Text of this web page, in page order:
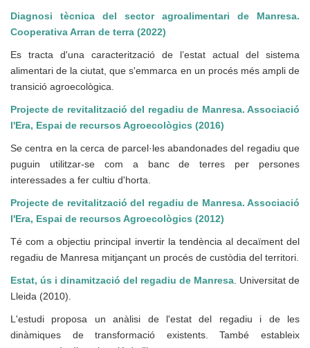
Diagnosi tècnica del sector agroalimentari de Manresa.
Cooperativa Arran de terra (2022)
Es tracta d'una caracterització de l’estat actual del sistema
alimentari de la ciutat, que s'emmarca en un procés més ampli de
transició agroecològica.
Projecte de revitalització del regadiu de Manresa. Associació
l'Era, Espai de recursos Agroecològics (2016)
Se centra en la cerca de parcel·les abandonades del regadiu que
puguin utilitzar-se com a banc de terres per persones
interessades a fer cultiu d'horta.
Projecte de revitalització del regadiu de Manresa. Associació
l'Era, Espai de recursos Agroecològics (2012)
Té com a objectiu principal invertir la tendència al decaïment del
regadiu de Manresa mitjançant un procés de custòdia del territori.
Estat, ús i dinamització del regadiu de Manresa. Universitat de
Lleida (2010).
L'estudi proposa un anàlisi de l'estat del regadiu i de les
dinàmiques de transformació existents. També estableix